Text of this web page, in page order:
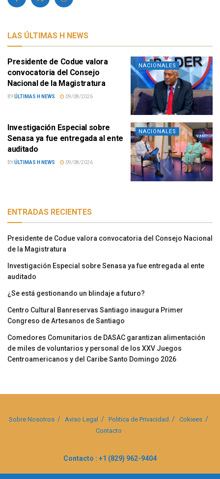
LAS ÚLTIMAS H NEWS
NACIONALES
Presidente de Codue valora
convocatoria del Consejo
Nacional de la Magistratura
BYÚLTIMAS H NEWS 09/08/2026
NACIONALES
Investigación Especial sobre
Senasa ya fue entregada al ente
auditado
BYÚLTIMAS H NEWS 09/08/2026
ENTRADAS RECIENTES
Presidente de Codue valora convocatoria del Consejo Nacional
de la Magistratura
Investigación Especial sobre Senasa ya fue entregada al ente
auditado
¿Se está gestionando un blindaje a futuro?
Centro Cultural Banreservas Santiago inaugura Primer
Congreso de Artesanos de Santiago
Comedores Comunitarios de DASAC garantizan alimentación
de miles de voluntarios y personal de los XXV Juegos
Centroamericanos y del Caribe Santo Domingo 2026
Sobre Nosotros Aviso Legal Politica de Privacidad
Cokiees
Contacto
Contacto : +1 (829) 962-9404